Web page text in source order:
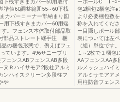
下桟すきまカバー60用取付
準値60調整範囲55∼60下桟
カバーコーナー部納まり図
用下桟すきまカバー60用端
。フェンス本体取付部品取
部品ストレート継手注 梱
の梱包形態で、例えばフェ
ています。496サニーブリ
ェンスABフェンスAB多段
ヌＲハイサモア2段柱アルミ
ンハイスクリーン多段柱フ
や
ーポールC
包2梱包2梱包注
より必要梱包数
称を入れてくだ
ー目隠しポール
表については左
（組）単位です
１∼2枚で１梱包
AAフェンスAA多
ルメッシュハイ
アルミサモアア
用柱防音フェン